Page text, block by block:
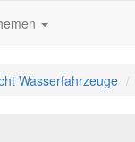
Wasserfahrzeuge